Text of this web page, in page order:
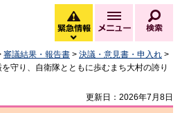
緊急情報
緊急情報を開く
メニュー
審議結果・報告書 > 決議・意見書・申入れ >
守り、自衛隊とともに歩むまち大村の誇り
更新日：2026年7月8日